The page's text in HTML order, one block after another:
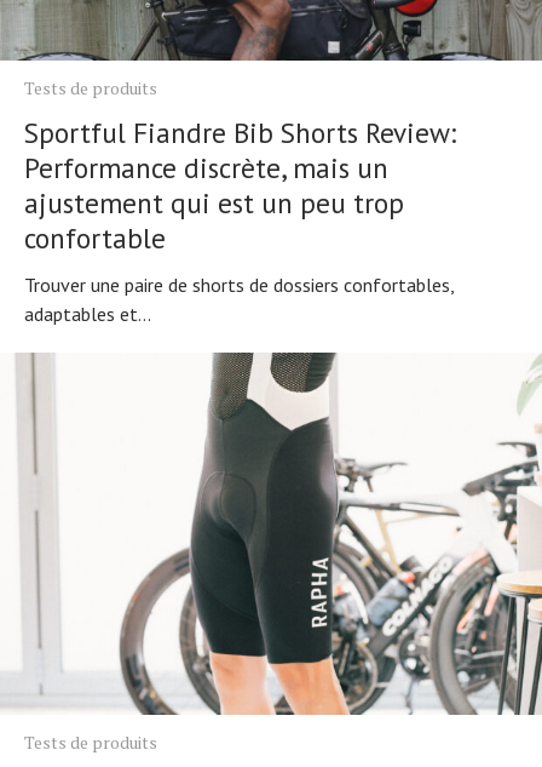
Tests de produits
Sportful Fiandre Bib Shorts Review:
Performance discrète, mais un
ajustement qui est un peu trop
confortable
Trouver une paire de shorts de dossiers confortables,
adaptables et...
Tests de produits